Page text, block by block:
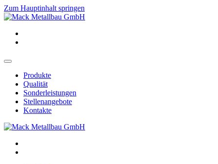
Zum Hauptinhalt springen
Produkte
Qualität
Sonderleistungen
Stellenangebote
Kontakte